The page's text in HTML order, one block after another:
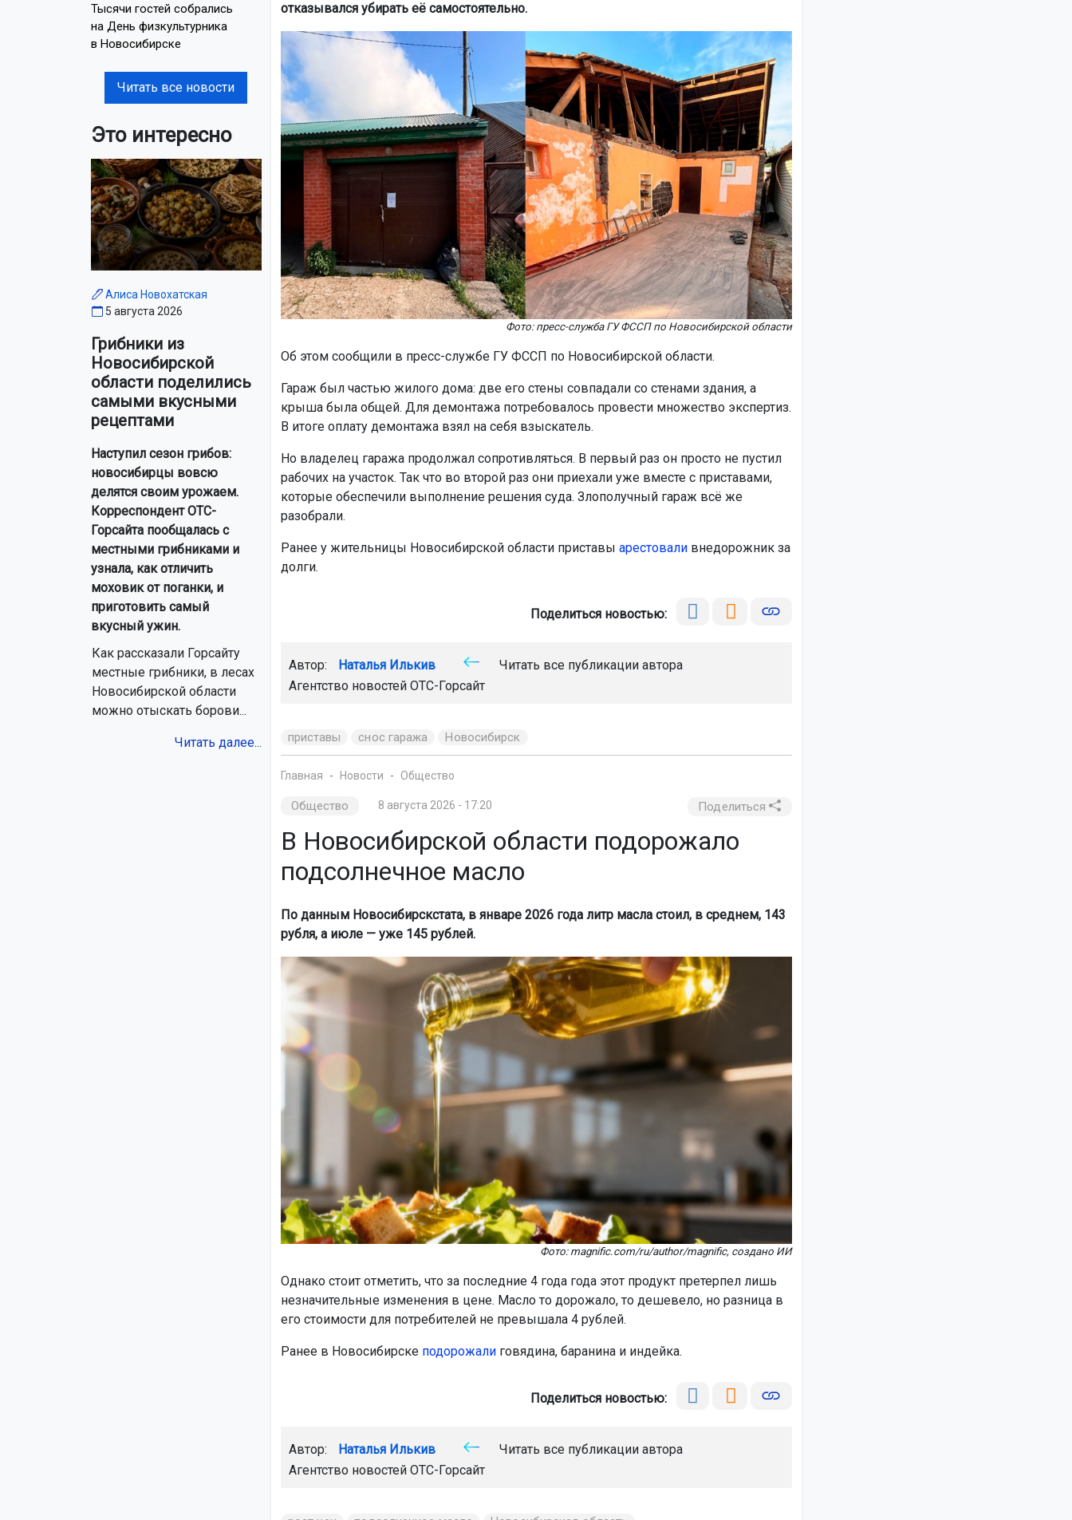
Тысячи гостей собрались
на День физкультурника
в Новосибирске
Читать все новости
Это интересно
Алиса Новохатская
5 августа 2026
Грибники из
Новосибирской
области поделились
самыми вкусными
рецептами
Наступил сезон грибов:
новосибирцы вовсю
делятся своим урожаем.
Корреспондент ОТС-
Горсайта пообщалась с
местными грибниками и
узнала, как отличить
моховик от поганки, и
приготовить самый
вкусный ужин.
Как рассказали Горсайту
местные грибники, в лесах
Новосибирской области
можно отыскать борови...
Читать далее...
отказывался убирать её самостоятельно.
Фото: пресс-служба ГУ ФССП по Новосибирской области
Об этом сообщили в пресс-службе ГУ ФССП по Новосибирской области.
Гараж был частью жилого дома: две его стены совпадали со стенами здания, а
крыша была общей. Для демонтажа потребовалось провести множество экспертиз.
В итоге оплату демонтажа взял на себя взыскатель.
Но владелец гаража продолжал сопротивляться. В первый раз он просто не пустил
рабочих на участок. Так что во второй раз они приехали уже вместе с приставами,
которые обеспечили выполнение решения суда. Злополучный гараж всё же
разобрали.
Ранее у жительницы Новосибирской области приставы арестоваливнедорожник за
долги.
Поделиться новостью:
Автор: Наталья Илькив
Читать все публикации автора
Агентство новостей ОТС-Горсайт
приставы снос гаража Новосибирск
Главная Новости Общество
Общество 8 августа 2026 - 17:20 Поделиться
В Новосибирской области подорожало
подсолнечное масло
По данным Новосибирскстата, в январе 2026 года литр масла стоил, в среднем, 143
рубля, а июле — уже 145 рублей.
Фото: magnific.com/ru/author/magnific, создано ИИ
Однако стоит отметить, что за последние 4 года года этот продукт претерпел лишь
незначительные изменения в цене. Масло то дорожало, то дешевело, но разница в
его стоимости для потребителей не превышала 4 рублей.
Ранее в Новосибирске подорожалиговядина, баранина и индейка.
Поделиться новостью:
Автор: Наталья Илькив
Читать все публикации автора
Агентство новостей ОТС-Горсайт